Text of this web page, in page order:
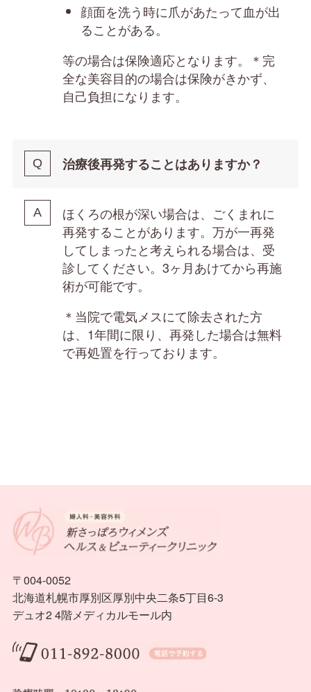
顔面を洗う時に爪があたって血が出
ることがある。
等の場合は保険適応となります。＊完
全な美容目的の場合は保険がきかず、
自己負担になります。
治療後再発することはありますか？
ほくろの根が深い場合は、ごくまれに
再発することがあります。万が一再発
してしまったと考えられる場合は、受
診してください。3ヶ月あけてから再施
術が可能です。
＊当院で電気メスにて除去された方
は、1年間に限り、再発した場合は無料
で再処置を行っております。
〒004-0052
北海道札幌市厚別区厚別中央二条5丁目6-3
デュオ2 4階メディカルモール内